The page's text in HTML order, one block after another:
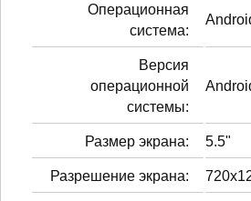
Операционная
система:
Версия
операционной
системы:
Размер экрана: 5.5"
Разрешение экрана: